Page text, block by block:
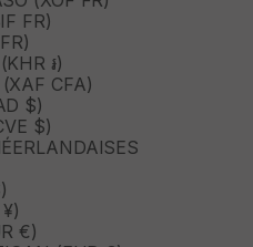
FR)
៛)
CFA)
$)
$)
€)